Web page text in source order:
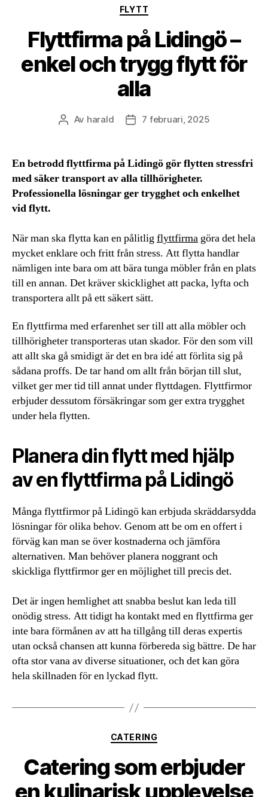
Kategorier
FLYTT
Flyttfirma på Lidingö –
enkel och trygg flytt för
alla
Inläggsförfattare
Av harald Inläggsdatum
7 februari, 2025
En betrodd flyttfirma på Lidingö gör flytten stressfri
med säker transport av alla tillhörigheter.
Professionella lösningar ger trygghet och enkelhet
vid flytt.
När man ska flytta kan en pålitlig flyttfirma göra det hela
mycket enklare och fritt från stress. Att flytta handlar
nämligen inte bara om att bära tunga möbler från en plats
till en annan. Det kräver skicklighet att packa, lyfta och
transportera allt på ett säkert sätt.
En flyttfirma med erfarenhet ser till att alla möbler och
tillhörigheter transporteras utan skador. För den som vill
att allt ska gå smidigt är det en bra idé att förlita sig på
sådana proffs. De tar hand om allt från början till slut,
vilket ger mer tid till annat under flyttdagen. Flyttfirmor
erbjuder dessutom försäkringar som ger extra trygghet
under hela flytten.
Planera din flytt med hjälp
av en flyttfirma på Lidingö
Många flyttfirmor på Lidingö kan erbjuda skräddarsydda
lösningar för olika behov. Genom att be om en offert i
förväg kan man se över kostnaderna och jämföra
alternativen. Man behöver planera noggrant och
skickliga flyttfirmor ger en möjlighet till precis det.
Det är ingen hemlighet att snabba beslut kan leda till
onödig stress. Att tidigt ha kontakt med en flyttfirma ger
inte bara förmånen av att ha tillgång till deras expertis
utan också chansen att kunna förbereda sig bättre. De har
ofta stor vana av diverse situationer, och det kan göra
hela skillnaden för en lyckad flytt.
Kategorier
CATERING
Catering som erbjuder
en kulinarisk upplevelse